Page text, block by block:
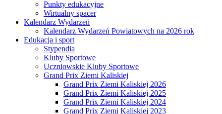
Punkty edukacyjne
Wirtualny spacer
Kalendarz Wydarzeń
Kalendarz Wydarzeń Powiatowych na 2026 rok
Edukacja i sport
Stypendia
Kluby Sportowe
Uczniowskie Kluby Sportowe
Grand Prix Ziemi Kaliskiej
Grand Prix Ziemi Kaliskiej 2026
Grand Prix Ziemi Kaliskiej 2025
Grand Prix Ziemi Kaliskiej 2024
Grand Prix Ziemi Kaliskiej 2023